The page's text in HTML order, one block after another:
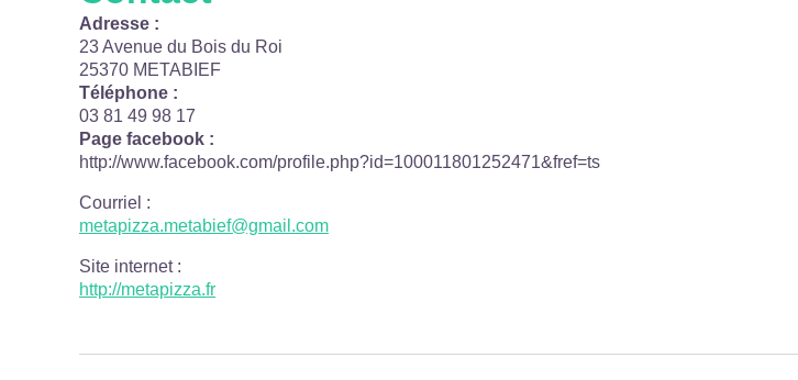
Adresse :
23 Avenue du Bois du Roi
25370 METABIEF
Téléphone :
03 81 49 98 17
Page facebook :
http://www.facebook.com/profile.php?id=100011801252471&fref=ts
Courriel :
metapizza.metabief@gmail.com
Site internet:
http://metapizza.fr